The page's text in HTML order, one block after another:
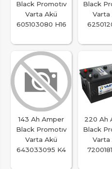
Black Promotıv
Varta Akü
605103080 H16
Black
Varta
143 Ah Amper
Black Promotıv
Varta Akü
643033095 K4
220 Ah
Black
Varta